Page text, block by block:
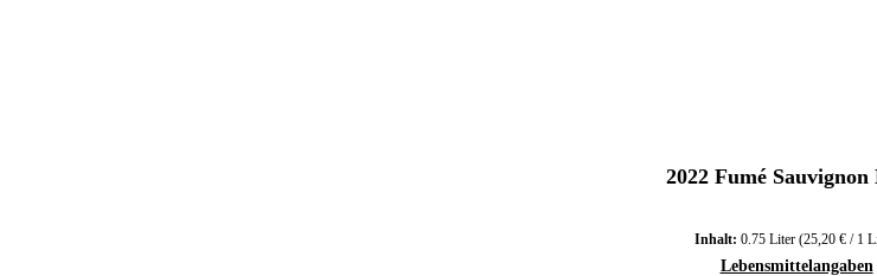
2022 Fumé Sauvignon
Inhalt: 0.75 Liter (25,20 € / 1
Lebensmittelangaben